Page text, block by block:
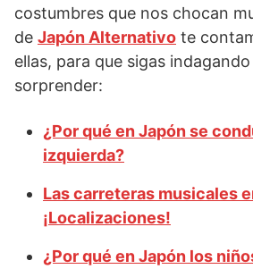
costumbres que nos chocan
de Japón Alternativo te
ellas, para que sigas
sorprender:
¿Por qué en Japón se
izquierda?
Las carreteras musicales
¡Localizaciones!
¿Por qué en Japón los